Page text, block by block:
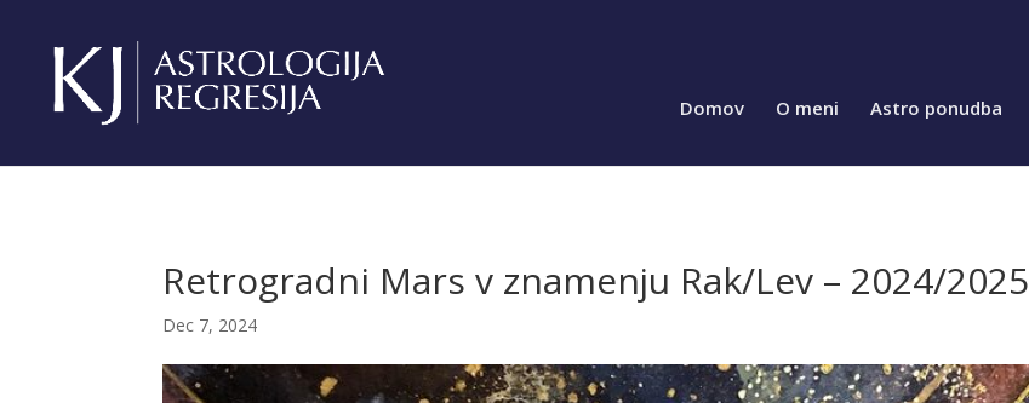
Domov O meni Astro ponudba
Retrogradni Mars v znamenju Rak/Lev – 2024/2025
Dec 7, 2024